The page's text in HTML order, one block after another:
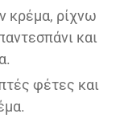
κρέμα, ρίχνω
και
φέτες και